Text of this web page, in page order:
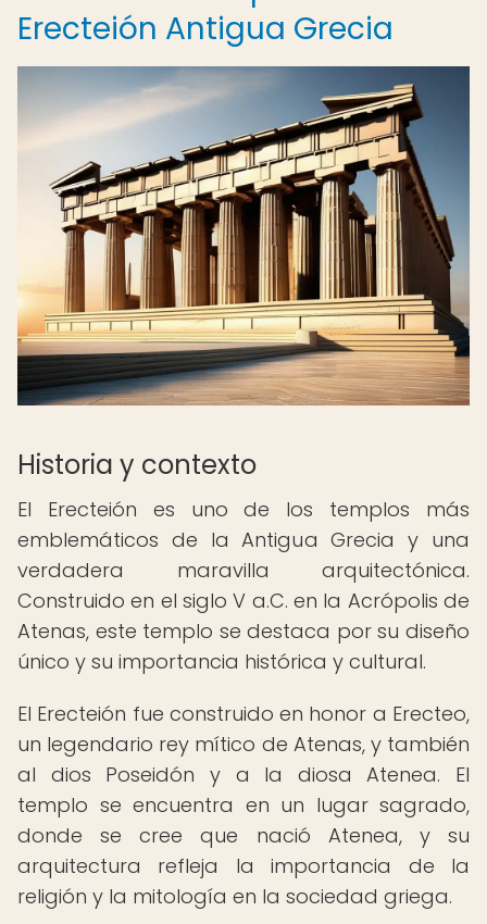
Erecteión Antigua Grecia
Historia y contexto
El Erecteión es uno de los templos más
emblemáticos de la Antigua Grecia y una
verdadera maravilla arquitectónica.
Construido en el siglo V a.C. en la Acrópolis de
Atenas, este templo se destaca por su diseño
único y su importancia histórica y cultural.
El Erecteión fue construido en honor a Erecteo,
un legendario rey mítico de Atenas, y también
al dios Poseidón y a la diosa Atenea. El
templo se encuentra en un lugar sagrado,
donde se cree que nació Atenea, y su
arquitectura refleja la importancia de la
religión y la mitología en la sociedad griega.